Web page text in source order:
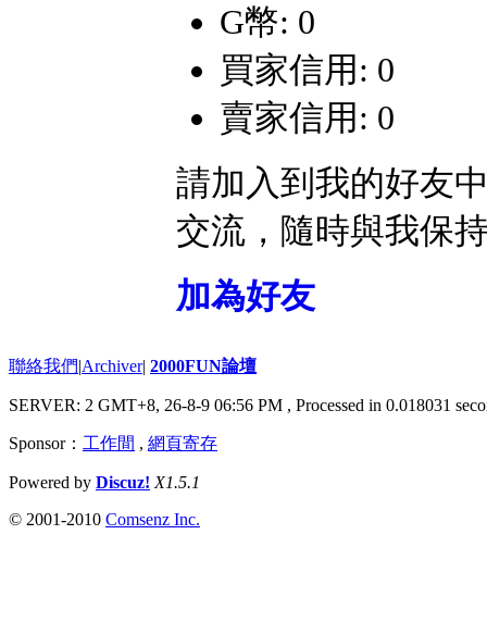
G幣: 0
買家信用: 0
賣家信用: 0
請加入到我的好友
交流，隨時與我保
加為好友
聯絡我們|Archiver| 2000FUN論壇
SERVER: 2 GMT+8, 26-8-9 06:56 PM , Processed in 0.018031
Sponsor： 工作間 , 網頁寄存
Powered by Discuz! X1.5.1
© 2001-2010 Comsenz Inc.